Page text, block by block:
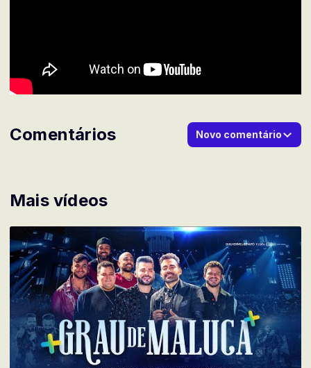
Mais vídeos
Comentários Novo comentário